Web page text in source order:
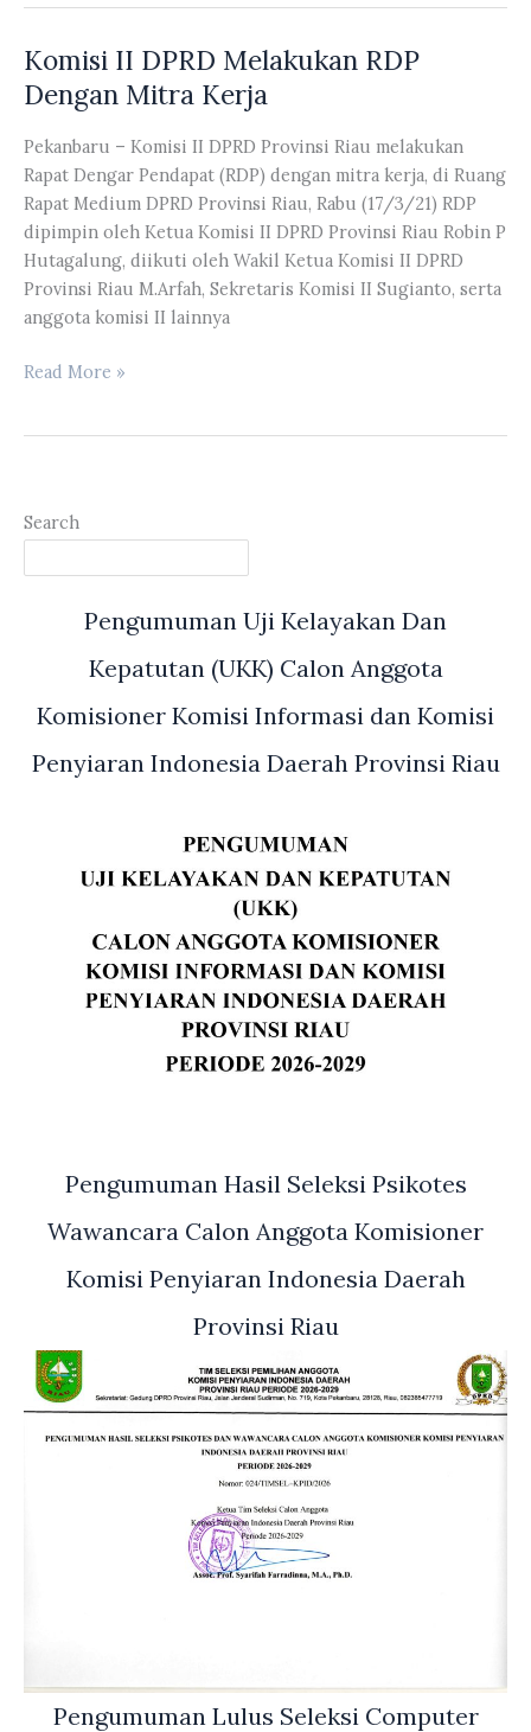
Ke
MenPAN-
Secara
Virtual
Komisi II DPRD Melakukan RDP
Dengan Mitra Kerja
Pekanbaru – Komisi II DPRD Provinsi Riau melakukan
Rapat Dengar Pendapat (RDP) dengan mitra kerja, di Ruang
Rapat Medium DPRD Provinsi Riau, Rabu (17/3/21) RDP
dipimpin oleh Ketua Komisi II DPRD Provinsi Riau Robin P
Hutagalung, diikuti oleh Wakil Ketua Komisi II DPRD
Provinsi Riau M.Arfah, Sekretaris Komisi II Sugianto, serta
anggota komisi II lainnya
Komisi
Dengan
Mitra
Read More »
Search
Pengumuman Uji Kelayakan Dan
Kepatutan (UKK) Calon Anggota
Komisioner Komisi Informasi dan Komisi
Penyiaran Indonesia Daerah Provinsi Riau
Pengumuman Hasil Seleksi Psikotes
Wawancara Calon Anggota Komisioner
Komisi Penyiaran Indonesia Daerah
Provinsi Riau
Pengumuman Lulus Seleksi Computer